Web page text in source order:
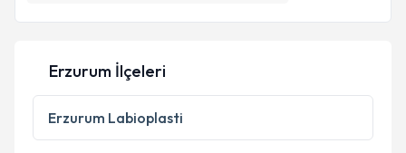
E-posta Adresiniz
Kişisel verilerimin işlenmesine ilişkin
Metni'ni okudum ve kişisel verilerimin belirtilen
Erzurum İlçeleri
Erzurum Labioplasti